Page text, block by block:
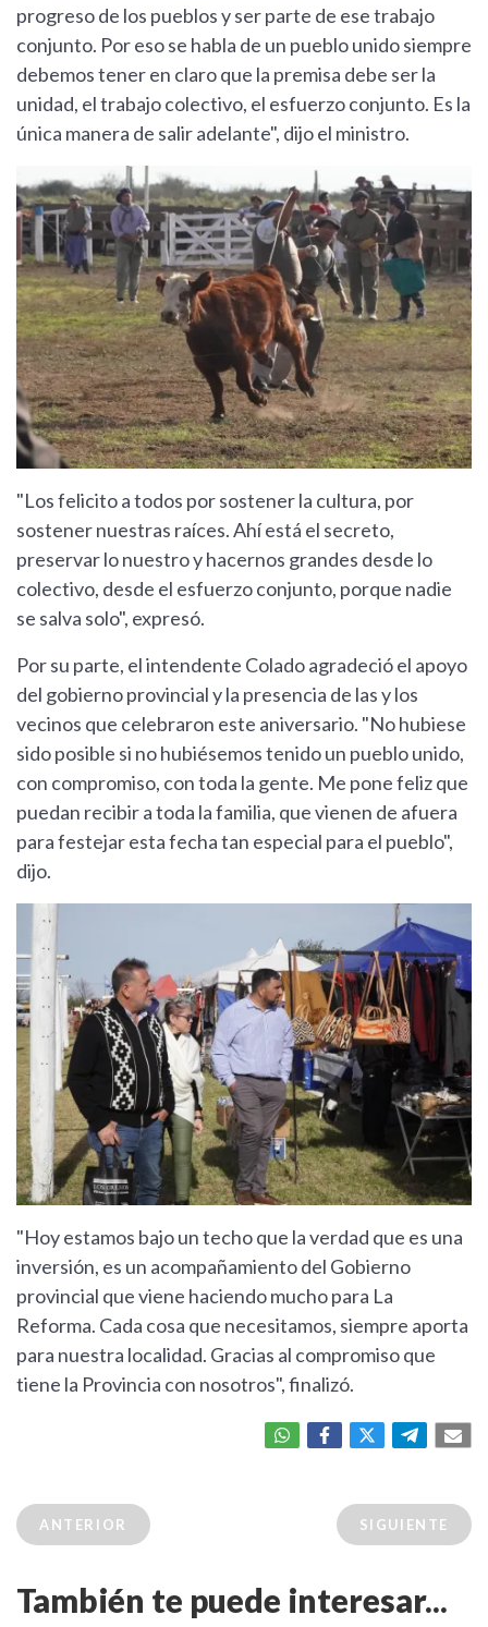
progreso de los pueblos y ser parte de ese trabajo
conjunto. Por eso se habla de un pueblo unido siempre
debemos tener en claro que la premisa debe ser la
unidad, el trabajo colectivo, el esfuerzo conjunto. Es la
única manera de salir adelante", dijo el ministro.
"Los felicito a todos por sostener la cultura, por
sostener nuestras raíces. Ahí está el secreto,
preservar lo nuestro y hacernos grandes desde lo
colectivo, desde el esfuerzo conjunto, porque nadie
se salva solo", expresó.
Por su parte, el intendente Colado agradeció el apoyo
del gobierno provincial y la presencia de las y los
vecinos que celebraron este aniversario. "No hubiese
sido posible si no hubiésemos tenido un pueblo unido,
con compromiso, con toda la gente. Me pone feliz que
puedan recibir a toda la familia, que vienen de afuera
para festejar esta fecha tan especial para el pueblo",
dijo.
"Hoy estamos bajo un techo que la verdad que es una
inversión, es un acompañamiento del Gobierno
provincial que viene haciendo mucho para La
Reforma. Cada cosa que necesitamos, siempre aporta
para nuestra localidad. Gracias al compromiso que
tiene la Provincia con nosotros", finalizó.
ANTERIOR SIGUIENTE
También te puede interesar...